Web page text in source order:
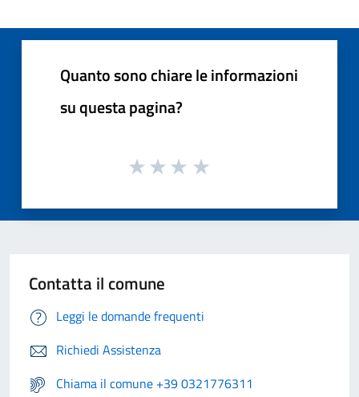
Quanto sono chiare le informazioni
su questa pagina?
Contatta il comune
Leggi le domande frequenti
Richiedi Assistenza
Chiama il comune +39 0321776311